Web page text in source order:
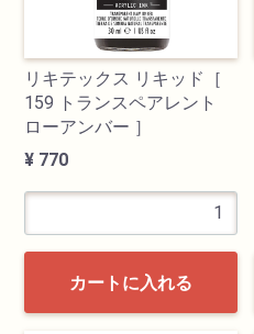
リキテックス リキッド［
159 トランスペアレント
ローアンバー ］
¥ 770
カートに入れる